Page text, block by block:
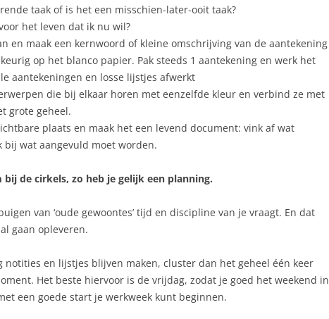
taak of is het een misschien-later-ooit taak?
het leven dat ik nu wil?
en maak een kernwoord of kleine omschrijving van de aantekening
op het blanco papier. Pak steeds 1 aantekening en werk het
aantekeningen en losse lijstjes afwerkt
die bij elkaar horen met eenzelfde kleur en verbind ze met
grote geheel.
plaats en maak het een levend document: vink af wat
bij wat aangevuld moet worden.
bij de cirkels, zo heb je gelijk een planning.
van ‘oude gewoontes’ tijd en discipline van je vraagt. En dat
gaan opleveren.
notities en lijstjes blijven maken, cluster dan het geheel één keer
Het beste hiervoor is de vrijdag, zodat je goed het weekend in
een goede start je werkweek kunt beginnen.